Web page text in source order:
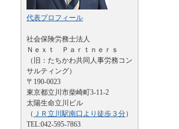
代表プロフィール
社会保険労務士法人
Ｎｅｘｔ Ｐａｒｔｎｅｒｓ
（旧：たちかわ共同人事労務コン
サルティング）
〒190-0023
東京都立川市柴崎町3-11-2
太陽生命立川ビル
（ ＪＲ立川駅南口より徒歩３分）
TEL:042-595-7863